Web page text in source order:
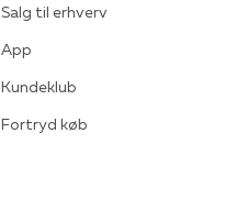
Salg til erhverv
App
Kundeklub
Fortryd køb